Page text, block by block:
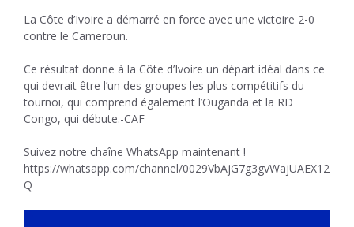
La Côte d’Ivoire a démarré en force avec une victoire 2-0
contre le Cameroun.
Ce résultat donne à la Côte d’Ivoire un départ idéal dans ce
qui devrait être l’un des groupes les plus compétitifs du
tournoi, qui comprend également l’Ouganda et la RD
Congo, qui débute.-CAF
Suivez notre chaîne WhatsApp maintenant !
https://whatsapp.com/channel/0029VbAjG7g3gvWajUAEX12
Q